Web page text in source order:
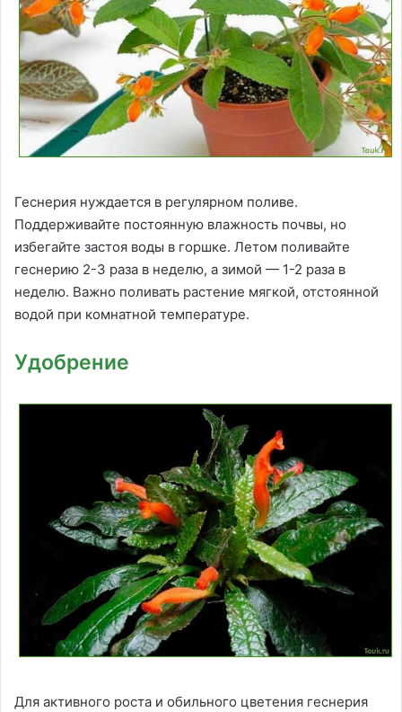
Геснерия нуждается в регулярном поливе.
Поддерживайте постоянную влажность почвы, но
избегайте застоя воды в горшке. Летом поливайте
геснерию 2-3 раза в неделю, а зимой — 1-2 раза в
неделю. Важно поливать растение мягкой, отстоянной
водой при комнатной температуре.
Удобрение
Для активного роста и обильного цветения геснерия